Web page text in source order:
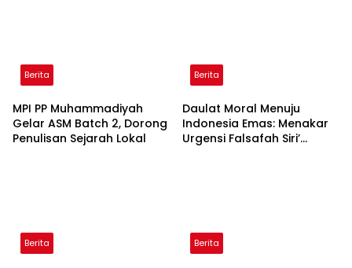
Berita
MPI PP Muhammadiyah
Gelar ASM Batch 2, Dorong
Penulisan Sejarah Lokal
Berita
Daulat Moral Menuju
Indonesia Emas: Menakar
Urgensi Falsafah Siri’
Berita Berita